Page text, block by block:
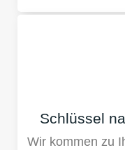
Schlüssel
Wir kommen zu